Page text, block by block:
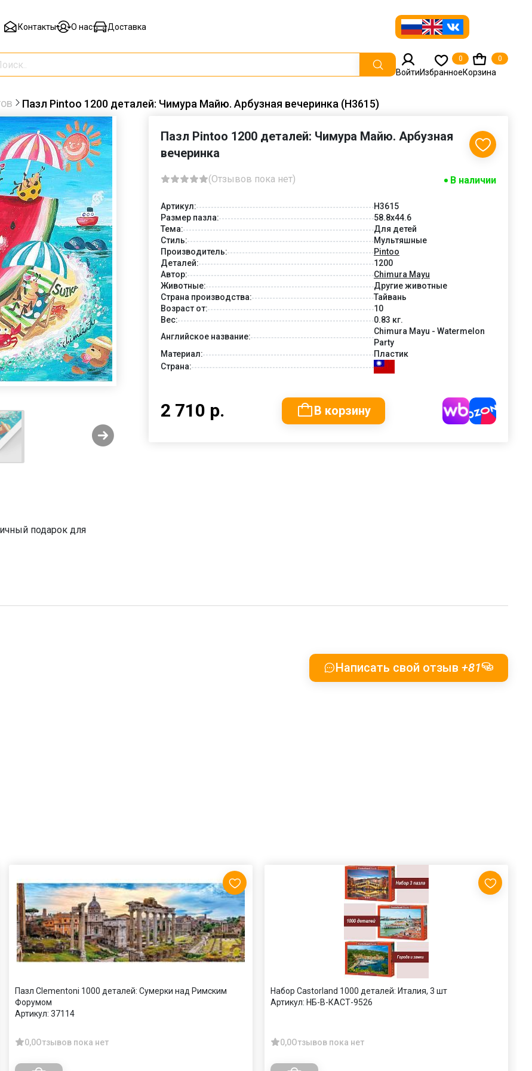
Контакты О нас Доставка
ВойтиИзбранное
0
Корзина
0
Пазл Pintoo 1200 деталей: Чимура Майю. Арбузная вечеринка (H3615)
подарок для
Пазл Pintoo 1200 деталей: Чимура Майю. Арбузная
вечеринка
(Отзывов пока нет) В наличии
Артикул:
H3615
Размер пазла:
58.8x44.6
Тема:
Для детей
Стиль:
Мультяшные
Производитель:
Pintoo
Деталей:
1200
Автор:
Chimura Mayu
Животные:
Другие животные
Страна производства:
Тайвань
Возраст от:
10
Вес:
0.83 кг.
Английское название:
Chimura Mayu - Watermelon
Party
Материал:
Пластик
Страна:
2 710 р. В корзину
Написать свой отзыв +81
Пазл Clementoni 1000 деталей: Сумерки над Римским
Форумом
Артикул: 37114
0,0Отзывов пока нет
Набор Castorland 1000 деталей: Италия, 3 шт
Артикул: НБ-В-КАСТ-9526
0,0Отзывов пока нет